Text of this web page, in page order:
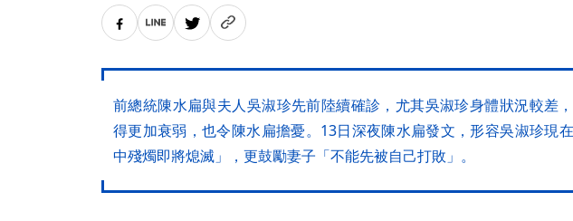
前總統陳水扁與夫人吳淑珍先前陸續確診，尤其吳淑珍身體狀況較差
得更加衰弱，也令陳水扁擔憂。13日深夜陳水扁發文，形容吳淑珍現
中殘燭即將熄滅」，更鼓勵妻子「不能先被自己打敗」。